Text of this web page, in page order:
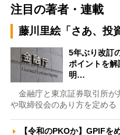
注目の著者・連載
藤川里絵「さあ、投
5年ぶり改訂
ポイントを
明…
金融庁と東京証券取引所が
や取締役会のあり方を定める
【令和のPKOか】GPIFを